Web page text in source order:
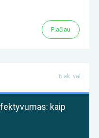
Plačiau
6 ak. val.
kaip